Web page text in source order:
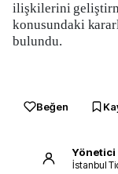
ilişkilerini
konusundaki
bulundu.
Beğen
Yönetici
İstanbul